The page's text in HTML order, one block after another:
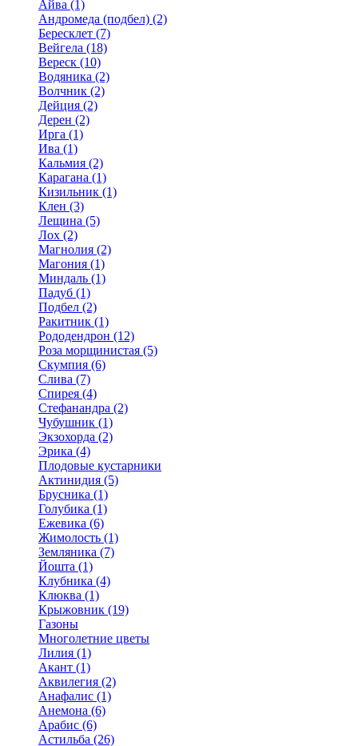
Айва (1)
Андромеда (подбел) (2)
Бересклет (7)
Вейгела (18)
Вереск (10)
Водяника (2)
Волчник (2)
Дейция (2)
Дерен (2)
Ирга (1)
Ива (1)
Кальмия (2)
Карагана (1)
Кизильник (1)
Клен (3)
Лещина (5)
Лох (2)
Магнолия (2)
Магония (1)
Миндаль (1)
Падуб (1)
Подбел (2)
Ракитник (1)
Рододендрон (12)
Роза морщинистая (5)
Скумпия (6)
Слива (7)
Спирея (4)
Стефанандра (2)
Чубушник (1)
Экзохорда (2)
Эрика (4)
Плодовые кустарники
Актинидия (5)
Брусника (1)
Голубика (1)
Ежевика (6)
Жимолость (1)
Земляника (7)
Йошта (1)
Клубника (4)
Клюква (1)
Крыжовник (19)
Газоны
Многолетние цветы
Лилия (1)
Акант (1)
Аквилегия (2)
Анафалис (1)
Анемона (6)
Арабис (6)
Астильба (26)